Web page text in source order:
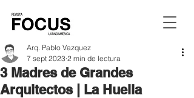
3 Madres de Grandes
Arquitectos | La Huella
Arq. Pablo Vazquez
7 sept 2023 2 min de lectura